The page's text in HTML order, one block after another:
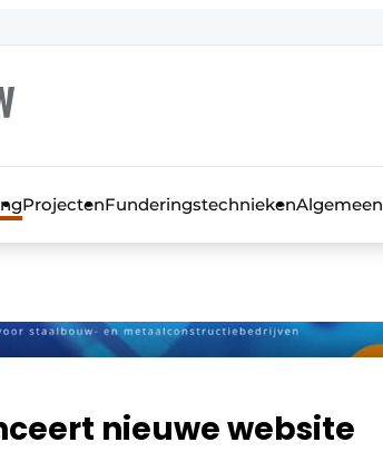
vakblad voor de beton- en staalbouwbranche
ProjectenFunderingstechniekenAlgemeen
nieuwe website